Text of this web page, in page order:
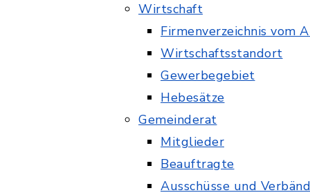
Wirtschaft
Firmenverzeichnis vom
Wirtschaftsstandort
Gewerbegebiet
Hebesätze
Gemeinderat
Mitglieder
Beauftragte
Ausschüsse und